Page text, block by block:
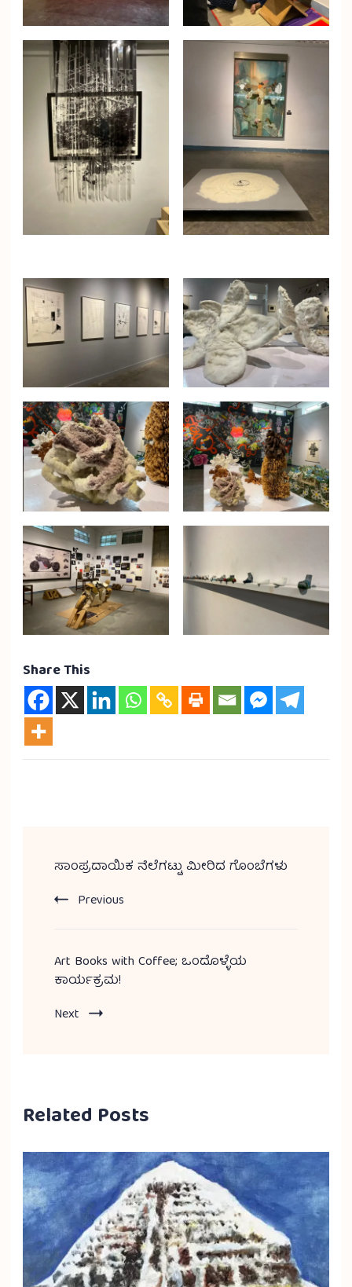
Share This
ಸಾಂಪ್ರದಾಯಿಕ ನೆಲೆಗಟ್ಟು ಮೀರಿದ ಗೊಂಬೆಗಳು
Previous
Art Books with Coffee; ಒಂದೊಳ್ಳೆಯ
ಕಾರ್ಯಕ್ರಮ!
Next
Related Posts